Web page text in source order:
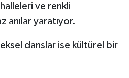
ve renkli
anılar yaratıyor.
danslar ise kültürel bir